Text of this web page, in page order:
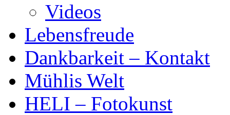
Videos
Lebensfreude
Dankbarkeit – Kontakt
Mühlis Welt
HELI – Fotokunst